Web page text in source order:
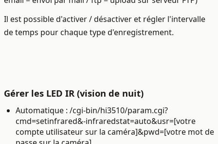
Il est possible d'activer / désactiver et régler l'intervalle
de temps pour chaque type d'enregistrement.
Gérer les LED IR (vision de nuit)
Automatique : /cgi-bin/hi3510/param.cgi?
cmd=setinfrared&-infraredstat=auto&usr=[votre
compte utilisateur sur la caméra]&pwd=[votre mot de